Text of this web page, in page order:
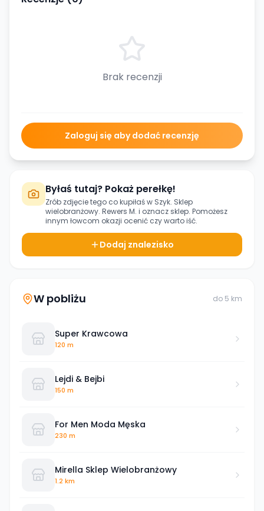
Brak recenzji
Zaloguj się aby dodać recenzję
Byłaś tutaj? Pokaż perełkę!
Zrób zdjęcie tego co kupiłaś w Szyk. Sklep
wielobranżowy. Rewers M. i oznacz sklep. Pomożesz
innym łowcom okazji ocenić czy warto iść.
Dodaj znalezisko
W pobliżu do 5 km
Super Krawcowa
120 m
Lejdi & Bejbi
150 m
For Men Moda Męska
230 m
Mirella Sklep Wielobranżowy
1.2 km